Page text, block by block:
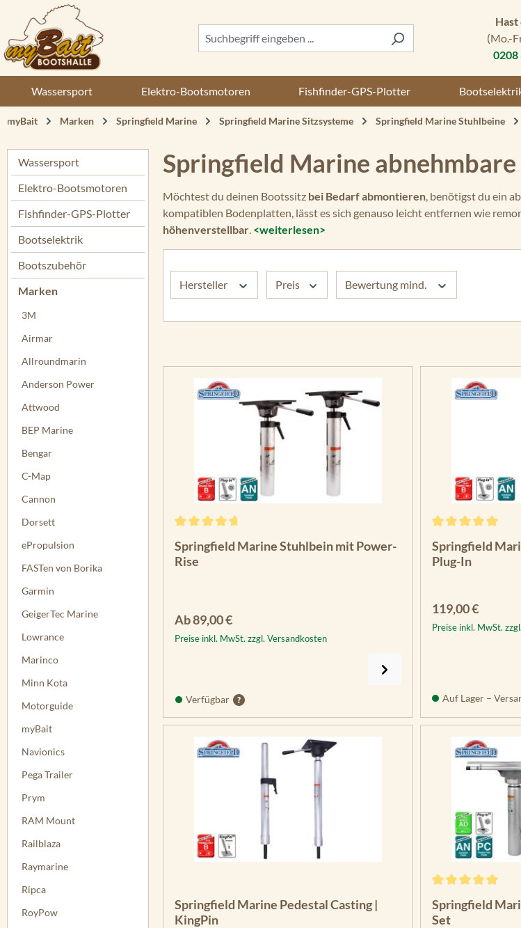
Hauptinhalt springen
Zur Suche springen
Zur Hauptnavigation springen
Hast
(Mo.-
0208
Wassersport Elektro-Bootsmotoren Fishfinder-GPS-Plotter
myBait Marken Springfield Marine Springfield Marine Sitzsysteme Springfield Marine Stuhlbeine
Wassersport
Elektro-Bootsmotoren
Fishfinder-GPS-Plotter
Bootselektrik
Bootszubehör
Marken
3M
Airmar
Allroundmarin
Anderson Power
Attwood
BEP Marine
Bengar
C-Map
Cannon
Dorsett
ePropulsion
FASTen von Borika
Garmin
GeigerTec Marine
Lowrance
Marinco
Minn Kota
Motorguide
myBait
Navionics
Pega Trailer
Prym
RAM Mount
Railblaza
Raymarine
Ripca
RoyPow
Springfield Marine
Möchtest du deinen Bootssitz bei Bedarf abmontieren, benötigst du ein
kompatiblen Bodenplatten, lässt es sich genauso leicht entfernen wie
höhenverstellbar. <weiterlesen>
Hersteller Preis Bewertung mind.
Springfield Marine Stuhlbein mit Power-
Rise
Regulärer Preis:
Ab89,00 €
Preise inkl. MwSt. zzgl. Versandkosten
Verfügbar
Springfield
Plug-In
Regulärer Preis:
119,00 €
Preise inkl. MwSt.
Auf Lager –
Springfield Marine Pedestal Casting |
KingPin
Springfield
Set